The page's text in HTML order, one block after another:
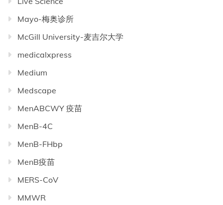
Mayo-梅奥诊所
McGill University-麦吉尔大学
medicalxpress
Medium
Medscape
MenABCWY 疫苗
MenB-4C
MenB-FHbp
MenB疫苗
MERS-CoV
MMWR